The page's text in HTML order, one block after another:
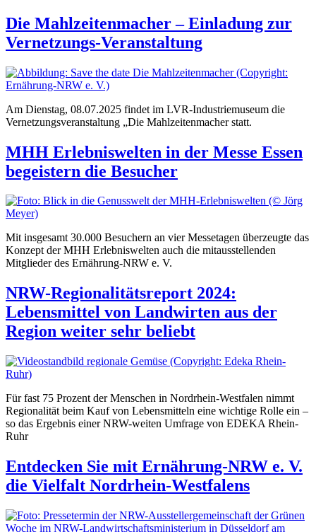
Die Mahlzeitenmacher – Einladung zur
Vernetzungs-Veranstaltung
Am Dienstag, 08.07.2025 findet im LVR-Industriemuseum die
Vernetzungsveranstaltung „Die Mahlzeitenmacher statt.
MHH Erlebniswelten in der Messe Essen
begeistern die Besucher
Mit insgesamt 30.000 Besuchern an vier Messetagen überzeugte das
Konzept der MHH Erlebniswelten auch die mitausstellenden
Mitglieder des Ernährung-NRW e. V.
NRW-Regionalitätsreport 2024:
Lebensmittel von Landwirten aus der
Region weiter sehr beliebt
Für fast 75 Prozent der Menschen in Nordrhein-Westfalen nimmt
Regionalität beim Kauf von Lebensmitteln eine wichtige Rolle ein –
so das Ergebnis einer NRW-weiten Umfrage von EDEKA Rhein-
Ruhr
Entdecken Sie mit Ernährung-NRW e. V.
die Vielfalt Nordrhein-Westfalens